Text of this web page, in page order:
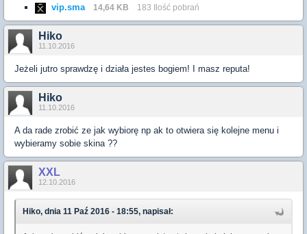
vip.sma
14,64 KB 183 Ilość pobrań
Hiko
11.10.2016
Jeżeli jutro sprawdzę i działa jestes bogiem! I masz reputa!
Hiko
11.10.2016
A da rade zrobić ze jak wybiorę np ak to otwiera się kolejne menu i
wybieramy sobie skina ??
XXL
12.10.2016
Hiko, dnia 11 Paź 2016 - 18:55, napisał: